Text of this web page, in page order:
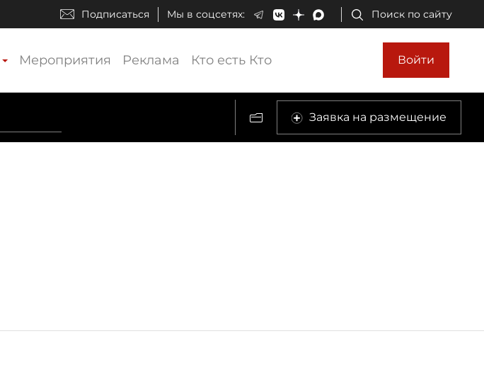
Подписаться Мы в соцсетях: Поиск по сайту
Мероприятия Реклама Кто есть Кто Войти
Заявка на размещение